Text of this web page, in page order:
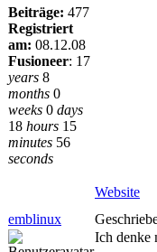
Beiträge: 477
Registriert
am: 08.12.08
Fusioneer: 17
years 8
months 0
weeks 0 days
18 hours 15
minutes 56
seconds
Website
emblinux
Ich denke